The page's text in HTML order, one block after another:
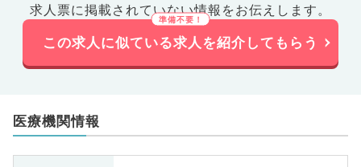
求人票に掲載されていない情報をお伝えします。
この求人に似ている求人を紹介してもらう
医療機関情報